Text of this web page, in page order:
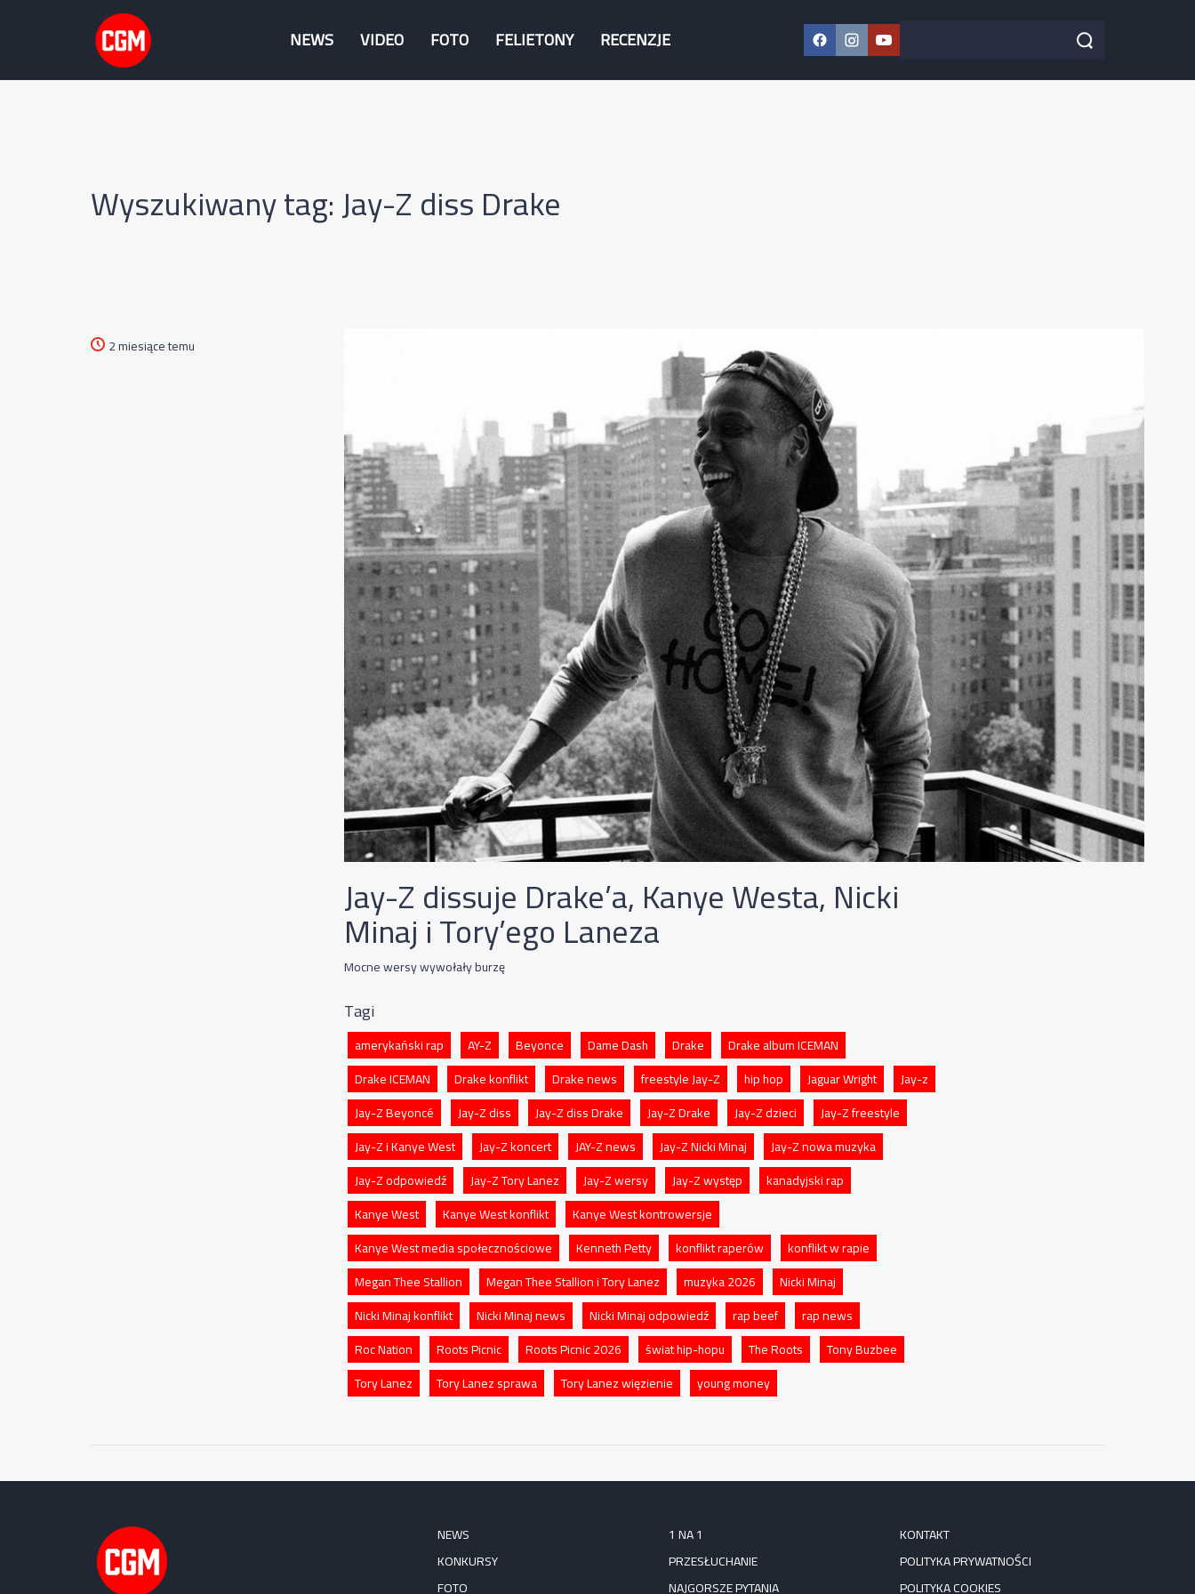
NEWS VIDEO FOTO FELIETONY RECENZJE Facebook
Instagram
YouTube
Szukaj w serwisie Szukaj
Wyszukiwany tag: Jay-Z diss Drake
2 miesiące temu
Jay-Z dissuje Drake’a, Kanye Westa, Nicki
Minaj i Tory’ego Laneza
Mocne wersy wywołały burzę
Tagi
amerykański rap AY-Z Beyonce Dame Dash Drake
Drake album ICEMAN
Drake ICEMAN
Drake konflikt Drake news freestyle Jay-Z hip hop Jaguar Wright
Jay-z
Jay-Z Beyoncé
Jay-Z diss Jay-Z diss Drake Jay-Z Drake Jay-Z dzieci
Jay-Z freestyle
Jay-Z i Kanye West
Jay-Z koncert JAY-Z news Jay-Z Nicki Minaj
Jay-Z nowa muzyka
Jay-Z odpowiedź
Jay-Z Tory Lanez Jay-Z wersy Jay-Z występ
kanadyjski rap
Kanye West
Kanye West konflikt
Kanye West kontrowersje
Kanye West media społecznościowe
Kenneth Petty konflikt raperów
konflikt w rapie
Megan Thee Stallion
Megan Thee Stallion i Tory Lanez muzyka 2026
Nicki Minaj
Nicki Minaj konflikt
Nicki Minaj news Nicki Minaj odpowiedź rap beef
rap news
Roc Nation
Roots Picnic Roots Picnic 2026 świat hip-hopu The Roots
Tony Buzbee
Tory Lanez
Tory Lanez sprawa Tory Lanez więzienie young money
NEWS
KONKURSY
FOTO
1 NA 1
PRZESŁUCHANIE
NAJGORSZE PYTANIA
KONTAKT
POLITYKA PRYWATNOŚCI
POLITYKA COOKIES